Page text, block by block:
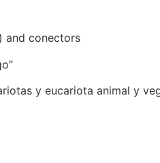
and conectors
y eucariota animal y